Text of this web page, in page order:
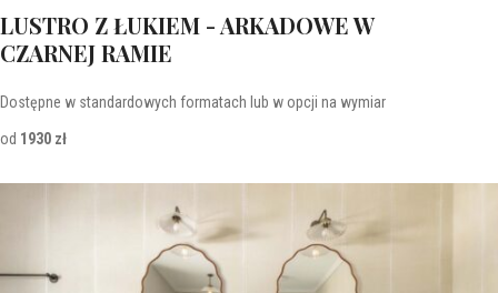
LUSTRO Z ŁUKIEM - ARKADOWE W
CZARNEJ RAMIE
Dostępne w standardowych formatach lub w opcji na wymiar
od 1930 zł